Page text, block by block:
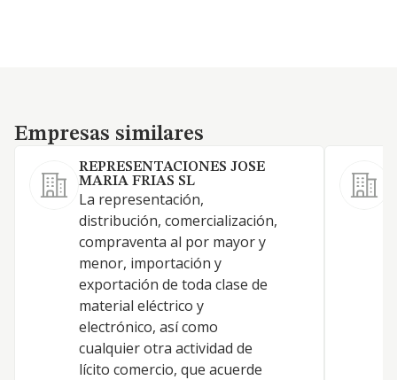
Empresas similares
Empresas similares
REPRESENTACIONES JOSE
MARIA FRIAS SL
La representación,
distribución, comercialización,
compraventa al por mayor y
menor, importación y
exportación de toda clase de
material eléctrico y
electrónico, así como
cualquier otra actividad de
lícito comercio, que acuerde